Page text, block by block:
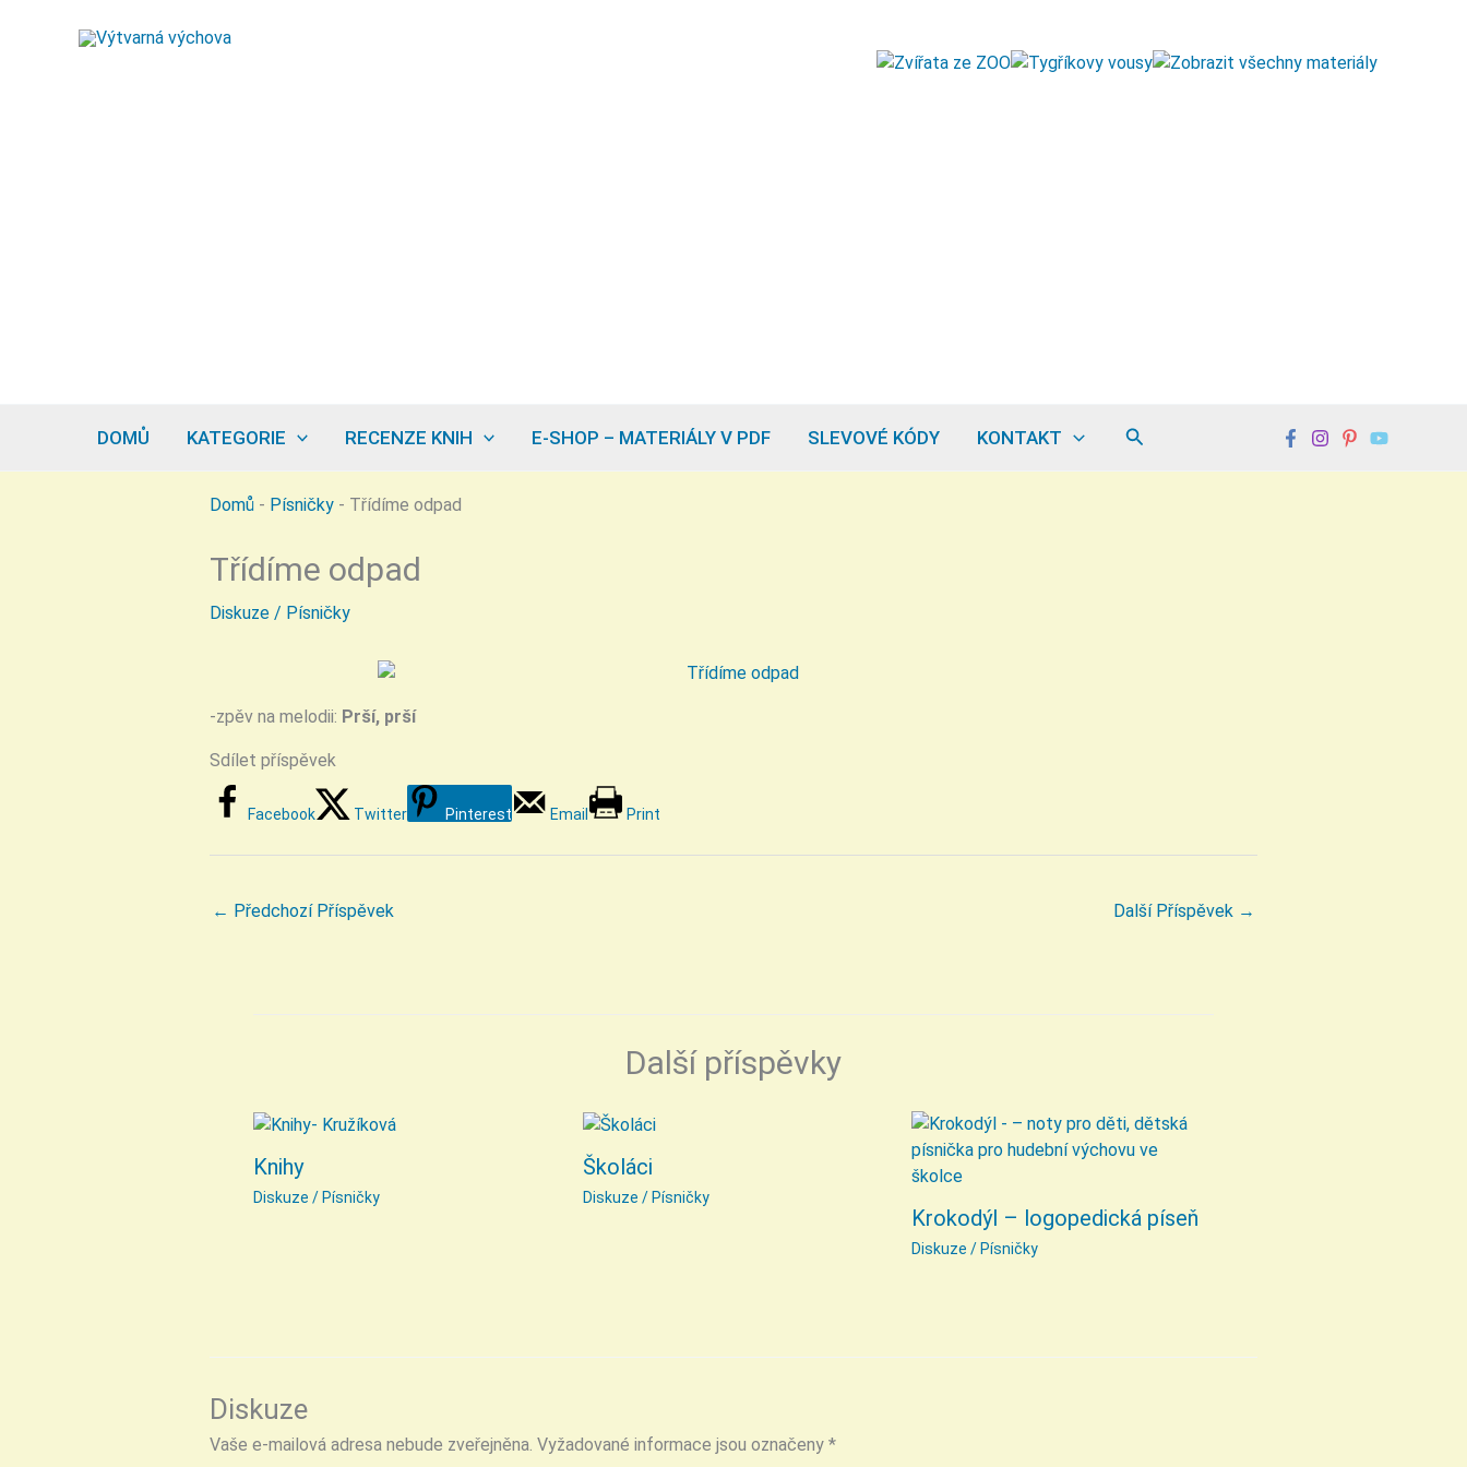
DOMŮ KATEGORIE RECENZE KNIH E-SHOP – MATERIÁLY V PDF SLEVOVÉ KÓDY KONTAKT Hledat
Domů - Písničky - Třídíme odpad
Třídíme odpad
Diskuze / Písničky
-zpěv na melodii: Prší, prší
Sdílet příspěvek
Facebook Twitter Pinterest Email Print
← Předchozí Příspěvek Další Příspěvek →
Další příspěvky
Knihy
Diskuze / Písničky
Školáci
Diskuze / Písničky
Krokodýl – logopedická píseň
Diskuze / Písničky
Diskuze
Vaše e-mailová adresa nebude zveřejněna. Vyžadované informace jsou označeny *